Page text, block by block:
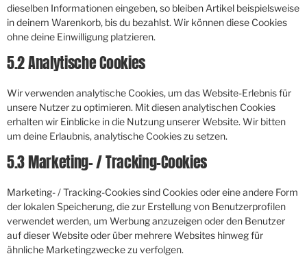
dieselben Informationen eingeben, so bleiben Artikel beispielsweise
in deinem Warenkorb, bis du bezahlst. Wir können diese Cookies
ohne deine Einwilligung platzieren.
5.2 Analytische Cookies
Wir verwenden analytische Cookies, um das Website-Erlebnis für
unsere Nutzer zu optimieren. Mit diesen analytischen Cookies
erhalten wir Einblicke in die Nutzung unserer Website. Wir bitten
um deine Erlaubnis, analytische Cookies zu setzen.
5.3 Marketing- / Tracking-Cookies
Marketing- / Tracking-Cookies sind Cookies oder eine andere Form
der lokalen Speicherung, die zur Erstellung von Benutzerprofilen
verwendet werden, um Werbung anzuzeigen oder den Benutzer
auf dieser Website oder über mehrere Websites hinweg für
ähnliche Marketingzwecke zu verfolgen.